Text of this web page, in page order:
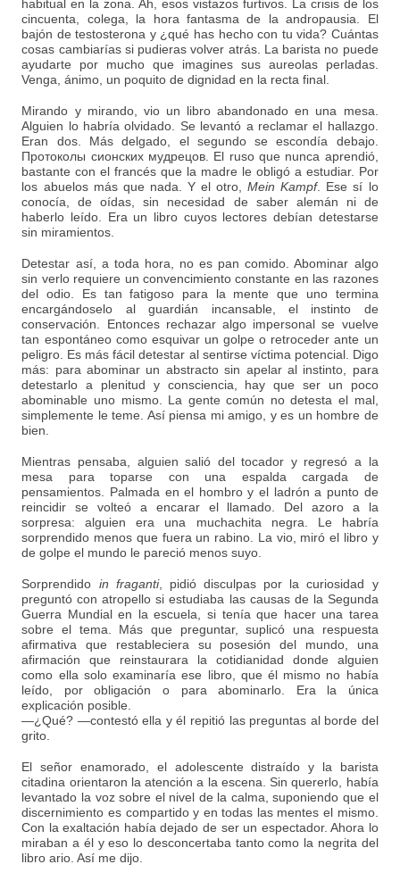
habitual en la zona. Ah, esos vistazos furtivos. La crisis de los
cincuenta, colega, la hora fantasma de la andropausia. El
bajón de testosterona y ¿qué has hecho con tu vida? Cuántas
cosas cambiarías si pudieras volver atrás. La barista no puede
ayudarte por mucho que imagines sus aureolas perladas.
Venga, ánimo, un poquito de dignidad en la recta final.
Mirando y mirando, vio un libro abandonado en una mesa.
Alguien lo habría olvidado. Se levantó a reclamar el hallazgo.
Eran dos. Más delgado, el segundo se escondía debajo.
Протоколы сионских мудрецов. El ruso que nunca aprendió,
bastante con el francés que la madre le obligó a estudiar. Por
los abuelos más que nada. Y el otro,Mein Kampf. Ese sí lo
conocía, de oídas, sin necesidad de saber alemán ni de
haberlo leído. Era un libro cuyos lectores debían detestarse
sin miramientos.
Detestar así, a toda hora, no es pan comido. Abominar algo
sin verlo requiere un convencimiento constante en las razones
del odio. Es tan fatigoso para la mente que uno termina
encargándoselo al guardián incansable, el instinto de
conservación. Entonces rechazar algo impersonal se vuelve
tan espontáneo como esquivar un golpe o retroceder ante un
peligro. Es más fácil detestar al sentirse víctima potencial. Digo
más: para abominar un abstracto sin apelar al instinto, para
detestarlo a plenitud y consciencia, hay que ser un poco
abominable uno mismo. La gente común no detesta el mal,
simplemente le teme. Así piensa mi amigo, y es un hombre de
bien.
Mientras pensaba, alguien salió del tocador y regresó a la
mesa para toparse con una espalda cargada de
pensamientos. Palmada en el hombro y el ladrón a punto de
reincidir se volteó a encarar el llamado. Del azoro a la
sorpresa: alguien era una muchachita negra. Le habría
sorprendido menos que fuera un rabino. La vio, miró el libro y
de golpe el mundo le pareció menos suyo.
Sorprendido in fraganti, pidió disculpas por la curiosidad y
preguntó con atropello si estudiaba las causas de la Segunda
Guerra Mundial en la escuela, si tenía que hacer una tarea
sobre el tema. Más que preguntar, suplicó una respuesta
afirmativa que restableciera su posesión del mundo, una
afirmación que reinstaurara la cotidianidad donde alguien
como ella solo examinaría ese libro, que él mismo no había
leído, por obligación o para abominarlo. Era la única
explicación posible.
—¿Qué? —contestó ella y él repitió las preguntas al borde del
grito.
El señor enamorado, el adolescente distraído y la barista
citadina orientaron la atención a la escena. Sin quererlo, había
levantado la voz sobre el nivel de la calma, suponiendo que el
discernimiento es compartido y en todas las mentes el mismo.
Con la exaltación había dejado de ser un espectador. Ahora lo
miraban a él y eso lo desconcertaba tanto como la negrita del
libro ario. Así me dijo.